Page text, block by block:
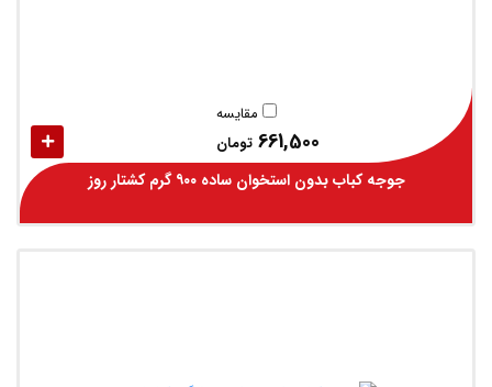
مقایسه
661,500 تومان
جوجه کباب بدون استخوان ساده ۹۰۰ گرم کشتار روز